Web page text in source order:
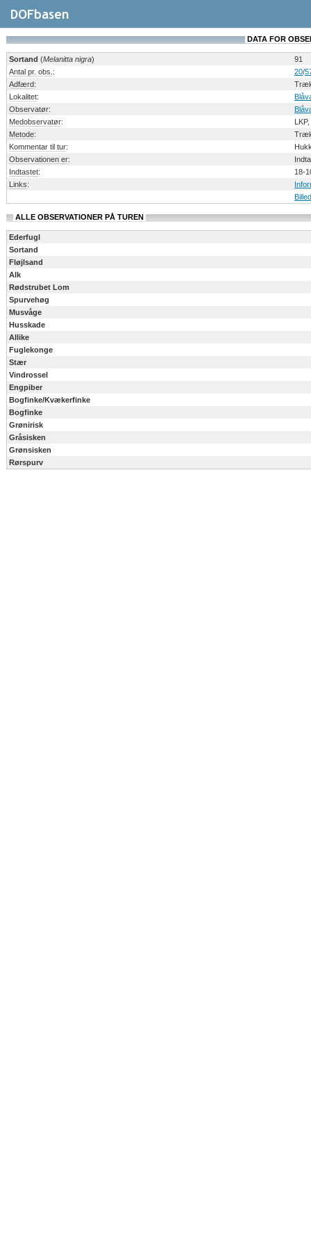
DATA FOR
Sortand (Melanitta nigra)
91
Antal pr. obs. : 20/
Adfærd:
Lokalitet:
Observatør:
Medobservatør:
Metode:
Kommentar til tur:
Observationen er:
Indtastet:
18-
Links:
ALLE OBSERVATIONER PÅ TUREN
Ederfugl
Sortand
Fløjlsand
Alk
Rødstrubet Lom
Spurvehøg
Musvåge
Husskade
Allike
Fuglekonge
Stær
Vindrossel
Engpiber
Bogfinke/Kvækerfinke
Bogfinke
Grønirisk
Gråsisken
Grønsisken
Rørspurv